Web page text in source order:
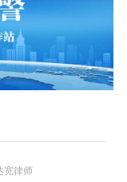
宽律师